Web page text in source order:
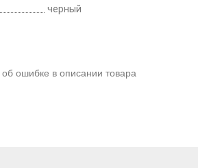
черный
ошибке в описании товара